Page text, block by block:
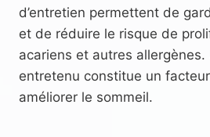
d’entretien permettent de
et de réduire le risque de
acariens et autres allergènes.
entretenu constitue un
améliorer le sommeil.